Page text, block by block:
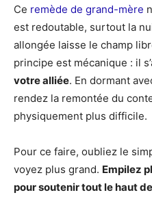
Ce remède de grand-mère
est redoutable, surtout la
allongée laisse le champ
principe est mécanique : il
votre alliée. En dormant
rendez la remontée du
physiquement plus difficile.
Pour ce faire, oubliez le
voyez plus grand. Empilez
pour soutenir tout le haut